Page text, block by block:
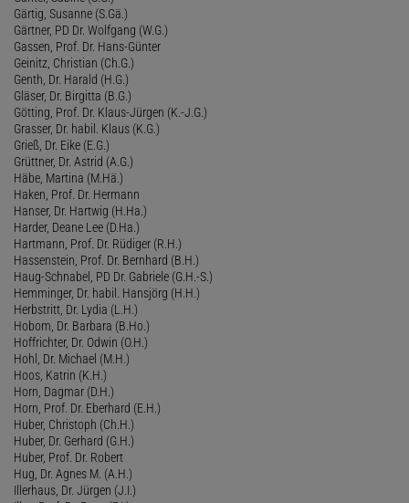
Gärtig, Susanne (S.Gä.)
Gärtner, PD Dr. Wolfgang (W.G.)
Gassen, Prof. Dr. Hans-Günter
Geinitz, Christian (Ch.G.)
Genth, Dr. Harald (H.G.)
Gläser, Dr. Birgitta (B.G.)
Götting, Prof. Dr. Klaus-Jürgen (K.-J.G.)
Grasser, Dr. habil. Klaus (K.G.)
Grieß, Dr. Eike (E.G.)
Grüttner, Dr. Astrid (A.G.)
Häbe, Martina (M.Hä.)
Haken, Prof. Dr. Hermann
Hanser, Dr. Hartwig (H.Ha.)
Harder, Deane Lee (D.Ha.)
Hartmann, Prof. Dr. Rüdiger (R.H.)
Hassenstein, Prof. Dr. Bernhard (B.H.)
Haug-Schnabel, PD Dr. Gabriele (G.H.-S.)
Hemminger, Dr. habil. Hansjörg (H.H.)
Herbstritt, Dr. Lydia (L.H.)
Hobom, Dr. Barbara (B.Ho.)
Hoffrichter, Dr. Odwin (O.H.)
Hohl, Dr. Michael (M.H.)
Hoos, Katrin (K.H.)
Horn, Dagmar (D.H.)
Horn, Prof. Dr. Eberhard (E.H.)
Huber, Christoph (Ch.H.)
Huber, Dr. Gerhard (G.H.)
Huber, Prof. Dr. Robert
Hug, Dr. Agnes M. (A.H.)
Illerhaus, Dr. Jürgen (J.I.)